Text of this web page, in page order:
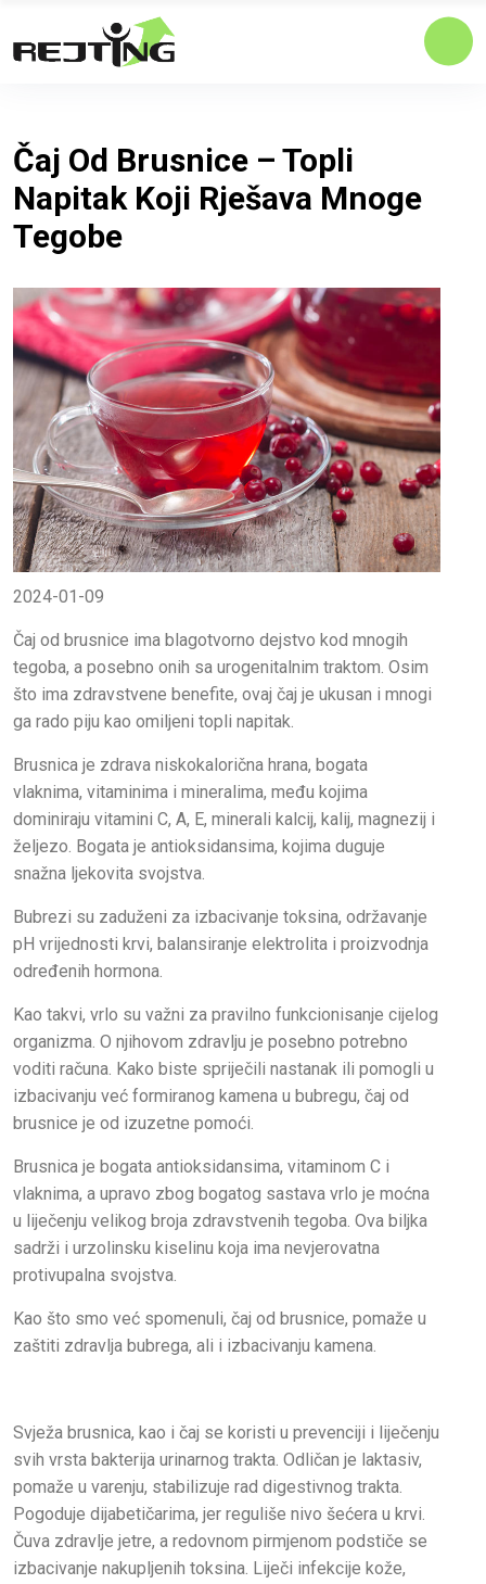
Čaj Od Brusnice – Topli
Napitak Koji Rješava Mnoge
Tegobe
2024-01-09
Čaj od brusnice ima blagotvorno dejstvo kod mnogih
tegoba, a posebno onih sa urogenitalnim traktom. Osim
što ima zdravstvene benefite, ovaj čaj je ukusan i mnogi
ga rado piju kao omiljeni topli napitak.
Brusnica je zdrava niskokalorična hrana, bogata
vlaknima, vitaminima i mineralima, među kojima
dominiraju vitamini C, A, E, minerali kalcij, kalij, magnezij i
željezo. Bogata je antioksidansima, kojima duguje
snažna ljekovita svojstva.
Bubrezi su zaduženi za izbacivanje toksina, održavanje
pH vrijednosti krvi, balansiranje elektrolita i proizvodnja
određenih hormona.
Kao takvi, vrlo su važni za pravilno funkcionisanje cijelog
organizma. O njihovom zdravlju je posebno potrebno
voditi računa. Kako biste spriječili nastanak ili pomogli u
izbacivanju već formiranog kamena u bubregu, čaj od
brusnice je od izuzetne pomoći.
Brusnica je bogata antioksidansima, vitaminom C i
vlaknima, a upravo zbog bogatog sastava vrlo je moćna
u liječenju velikog broja zdravstvenih tegoba. Ova biljka
sadrži i urzolinsku kiselinu koja ima nevjerovatna
protivupalna svojstva.
Kao što smo već spomenuli, čaj od brusnice, pomaže u
zaštiti zdravlja bubrega, ali i izbacivanju kamena.
Svježa brusnica, kao i čaj se koristi u prevenciji i liječenju
svih vrsta bakterija urinarnog trakta. Odličan je laktasiv,
pomaže u varenju, stabilizuje rad digestivnog trakta.
Pogoduje dijabetičarima, jer reguliše nivo šećera u krvi.
Čuva zdravlje jetre, a redovnom pirmjenom podstiče se
izbacivanje nakupljenih toksina. Liječi infekcije kože,